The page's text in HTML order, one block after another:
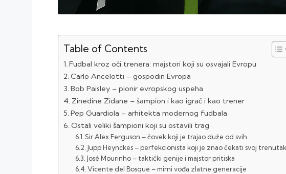
Table of Contents
Fudbal kroz oči trenera: majstori koji su osvajali Evropu
Carlo Ancelotti – gospodin Evropa
Bob Paisley – pionir evropskog uspeha
Zinedine Zidane – šampion i kao igrač i kao trener
Pep Guardiola – arhitekta modernog fudbala
Ostali veliki šampioni koji su ostavili trag
Sir Alex Ferguson – čovek koji je trajao duže od svih
Jupp Heynckes – perfekcionista koji je znao čekati svoj trenutak
José Mourinho – taktički genije i majstor pritiska
Vicente del Bosque – mirni vođa zlatne generacije